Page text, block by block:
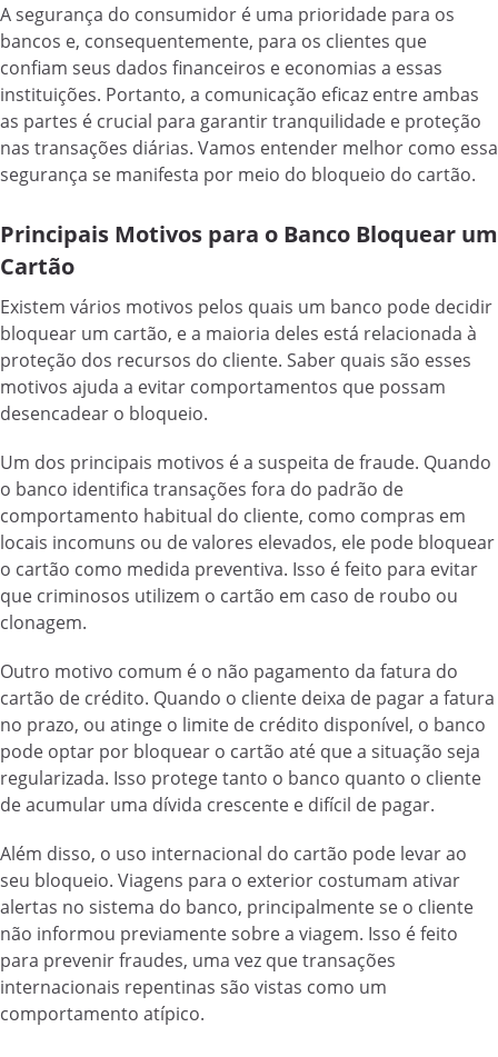
A segurança do consumidor é uma prioridade para os
bancos e, consequentemente, para os clientes que
confiam seus dados financeiros e economias a essas
instituições. Portanto, a comunicação eficaz entre ambas
as partes é crucial para garantir tranquilidade e proteção
nas transações diárias. Vamos entender melhor como essa
segurança se manifesta por meio do bloqueio do cartão.
Principais Motivos para o Banco Bloquear um
Cartão
Existem vários motivos pelos quais um banco pode decidir
bloquear um cartão, e a maioria deles está relacionada à
proteção dos recursos do cliente. Saber quais são esses
motivos ajuda a evitar comportamentos que possam
desencadear o bloqueio.
Um dos principais motivos é a suspeita de fraude. Quando
o banco identifica transações fora do padrão de
comportamento habitual do cliente, como compras em
locais incomuns ou de valores elevados, ele pode bloquear
o cartão como medida preventiva. Isso é feito para evitar
que criminosos utilizem o cartão em caso de roubo ou
clonagem.
Outro motivo comum é o não pagamento da fatura do
cartão de crédito. Quando o cliente deixa de pagar a fatura
no prazo, ou atinge o limite de crédito disponível, o banco
pode optar por bloquear o cartão até que a situação seja
regularizada. Isso protege tanto o banco quanto o cliente
de acumular uma dívida crescente e difícil de pagar.
Além disso, o uso internacional do cartão pode levar ao
seu bloqueio. Viagens para o exterior costumam ativar
alertas no sistema do banco, principalmente se o cliente
não informou previamente sobre a viagem. Isso é feito
para prevenir fraudes, uma vez que transações
internacionais repentinas são vistas como um
comportamento atípico.